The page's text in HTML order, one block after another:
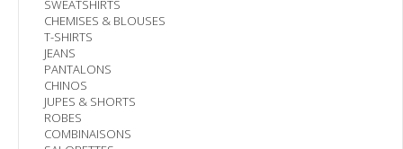
SWEATSHIRTS
CHEMISES & BLOUSES
T-SHIRTS
JEANS
PANTALONS
CHINOS
JUPES & SHORTS
ROBES
COMBINAISONS